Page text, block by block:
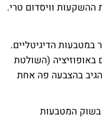
וויסדום טרי.
הדיגיטליים.
באופוזיציה (השולטת
בהצבעה פה אחת
בשוק המטבעות